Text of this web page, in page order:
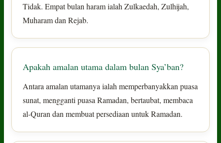
Tidak. Empat bulan haram ialah Zulkaedah, Zulhijah,
Muharam dan Rejab.
Apakah amalan utama dalam bulan Sya’ban?
Antara amalan utamanya ialah memperbanyakkan puasa
sunat, mengganti puasa Ramadan, bertaubat, membaca
al-Quran dan membuat persediaan untuk Ramadan.